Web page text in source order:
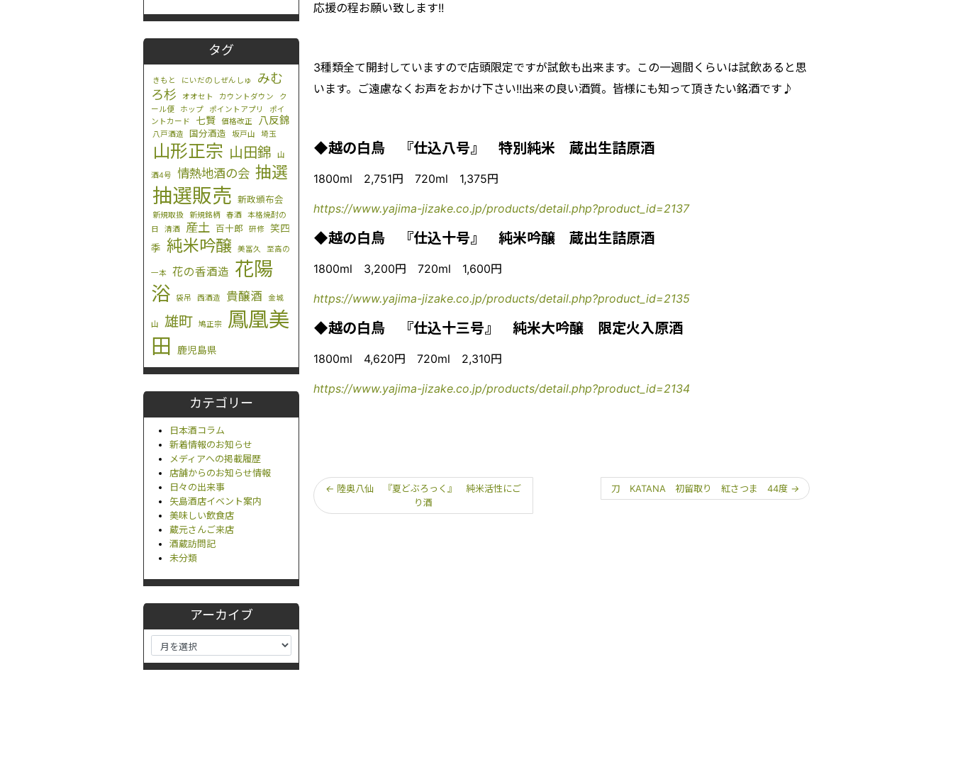
タグ
きもと にいだのしぜんしゅ
みむ
ろ杉
オオセト カウントダウン
ク
ール便
ホップ ポイントアプリ
ポイ
ントカード
七賢 価格改正 八反錦
八戸酒造 国分酒造 坂戸山 埼玉
山形正宗 山田錦 山
酒4号 情熱地酒の会 抽選
抽選販売 新政頒布会
新規取扱 新規銘柄 春酒
本格焼酎の
日
清酒 産土 百十郎 研修
笑四
季 純米吟醸 美冨久 至高の
一本 花の香酒造 花陽
浴
袋吊 西酒造 貴醸酒 金城
山 雄町 鳩正宗
鳳凰美
田
鹿児島県
カテゴリー
日本酒コラム
新着情報のお知らせ
メディアへの掲載履歴
店舗からのお知らせ情報
日々の出来事
矢島酒店イベント案内
美味しい飲食店
蔵元さんご来店
酒蔵訪問記
未分類
アーカイブ
応援の程お願い致します!!
3種類全て開封していますので店頭限定ですが試飲も出来ます。この一週間くらいは試飲あると思
います。ご遠慮なくお声をおかけ下さい!!出来の良い酒質。皆様にも知って頂きたい銘酒です♪
◆越の白鳥 『仕込八号』 特別純米 蔵出生詰原酒
1800ml 2,751円 720ml 1,375円
https://www.yajima-jizake.co.jp/products/detail.php?product_id=2137
◆越の白鳥 『仕込十号』 純米吟醸 蔵出生詰原酒
1800ml 3,200円 720ml 1,600円
https://www.yajima-jizake.co.jp/products/detail.php?product_id=2135
◆越の白鳥 『仕込十三号』 純米大吟醸 限定火入原酒
1800ml 4,620円 720ml 2,310円
https://www.yajima-jizake.co.jp/products/detail.php?product_id=2134
← 陸奥八仙 『夏どぶろっく』 純米活性にご
り酒
刀 KATANA 初留取り 紅さつま 44度 →